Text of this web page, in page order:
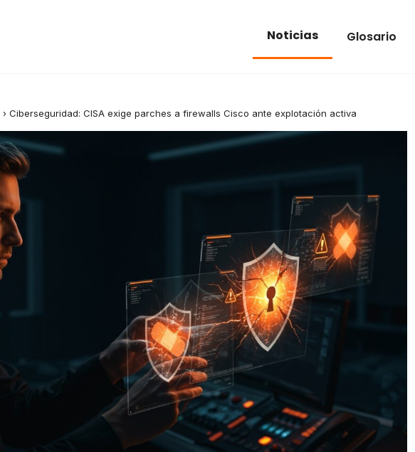
Noticias Glosario
› Ciberseguridad: CISA exige parches a firewalls Cisco ante explotación activa